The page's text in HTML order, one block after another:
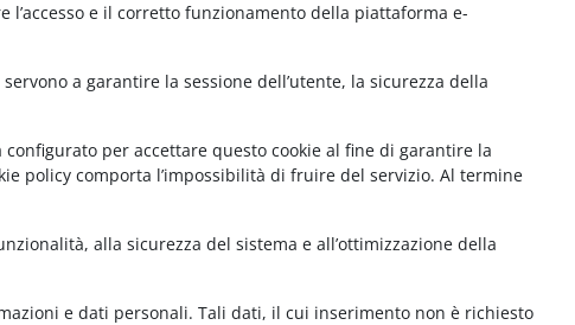
e il corretto funzionamento della piattaforma e-
a garantire la sessione dell’utente, la sicurezza della
per accettare questo cookie al fine di garantire la
policy comporta l’impossibilità di fruire del servizio. Al termine
alla sicurezza del sistema e all’ottimizzazione della
e dati personali. Tali dati, il cui inserimento non è richiesto